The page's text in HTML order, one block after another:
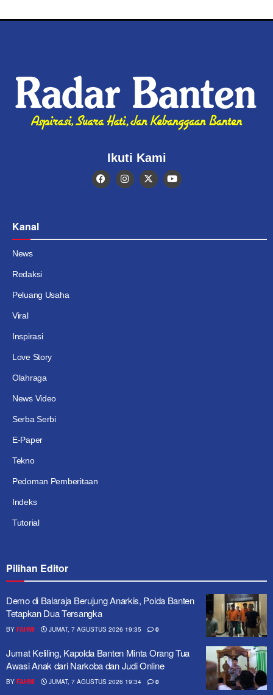
Ikuti Kami
Kanal
News
Redaksi
Peluang Usaha
Viral
Inspirasi
Love Story
Olahraga
News Video
Serba Serbi
E-Paper
Tekno
Pedoman Pemberitaan
Indeks
Tutorial
Pilihan Editor
Demo di Balaraja Berujung Anarkis, Polda Banten
Tetapkan Dua Tersangka
BY FAHMI JUMAT, 7 AGUSTUS 2026 19:35 0
Jumat Keliling, Kapolda Banten Minta Orang Tua
Awasi Anak dari Narkoba dan Judi Online
BY FAHMI JUMAT, 7 AGUSTUS 2026 19:34 0